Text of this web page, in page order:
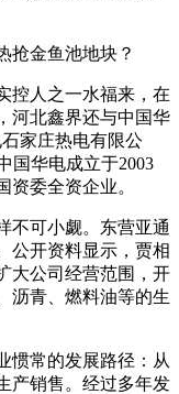
金鱼池地块？
人之一水福来，在
河北鑫界还与中国华
家庄热电有限公
国华电成立于2003
委全资企业。
可小觑。东营亚通
公开资料显示，贾相
大公司经营范围，开
沥青、燃料油等的生
常的发展路径：从
产销售。经过多年发